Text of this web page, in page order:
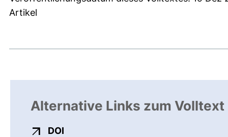
Artikel
Alternative Links zum Volltext
DOI